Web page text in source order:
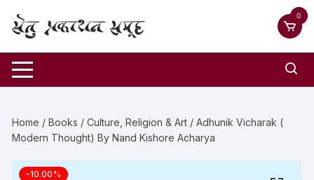
0
Home /Books /Culture, Religion & Art / Adhunik Vicharak (
Modern Thought) By Nand Kishore Acharya
-10.00%